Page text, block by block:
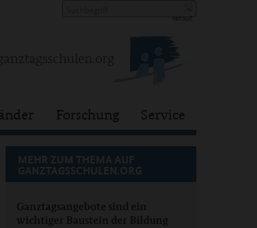
Forschung Service
MEHR ZUM THEMA AUF
GANZTAGSSCHULEN.ORG
Ganztagsangebote sind ein
wichtiger Baustein der Bildung